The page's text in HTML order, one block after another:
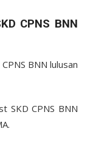
CPNS BNN
BNN lulusan
SKD CPNS BNN